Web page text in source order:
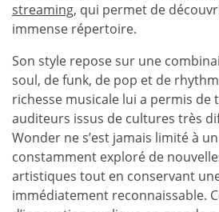
streaming, qui permet de
immense répertoire.
Son style repose sur une
soul, de funk, de pop et de
richesse musicale lui a permis de
auditeurs issus de cultures très
Wonder ne s’est jamais limité à
constamment exploré de
artistiques tout en conservant
immédiatement reconnaissable.